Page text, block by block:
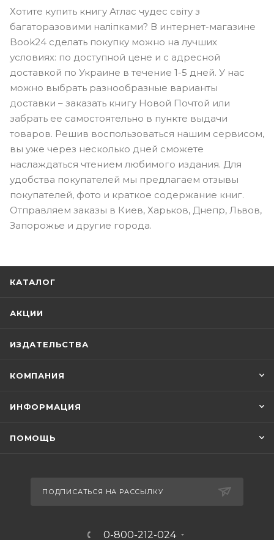
Хотите купить книгу Атлас чудес світу з
багаторазовими наліпками? В интернет-магазине
Book24 сделать покупку можно на лучших
условиях: по доступной цене и с адресной
доставкой по Украине в течение 1-5 дней. У нас
можно выбрать разнообразные варианты
доставки – заказать книгу Новой Почтой или
забрать ее самостоятельно в пункте выдачи
товаров. Решив воспользоваться нашим сервисом,
вы уже через несколько дней сможете
наслаждаться чтением любимого издания. Для
удобства покупателей мы предлагаем отзывы
покупателей, фото и краткое содержание книг.
Отправляем заказы в Киев, Харьков, Днепр, Львов,
Запорожье и другие города.
КАТАЛОГ
АКЦИИ
ИЗДАТЕЛЬСТВА
КОМПАНИЯ
ИНФОРМАЦИЯ
ПОМОЩЬ
ПОДПИСАТЬСЯ НА РАССЫЛКУ
0-800-212-024